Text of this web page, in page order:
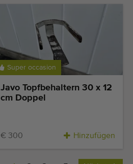
Super occasion
Javo Topfbehaltern 30 x 12
cm Doppel
€ 300 Hinzufügen